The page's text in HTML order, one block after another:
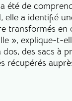
été de
a identifié
transformés en
», explique-t-
des sacs à
récupérés